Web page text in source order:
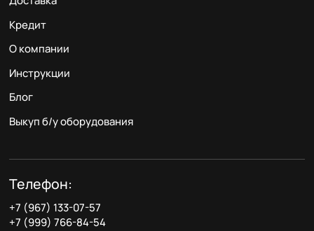
Кредит
О компании
Инструкции
Блог
Выкуп б/у оборудования
Телефон:
+7 (967) 133-07-57
+7 (999) 766-84-54